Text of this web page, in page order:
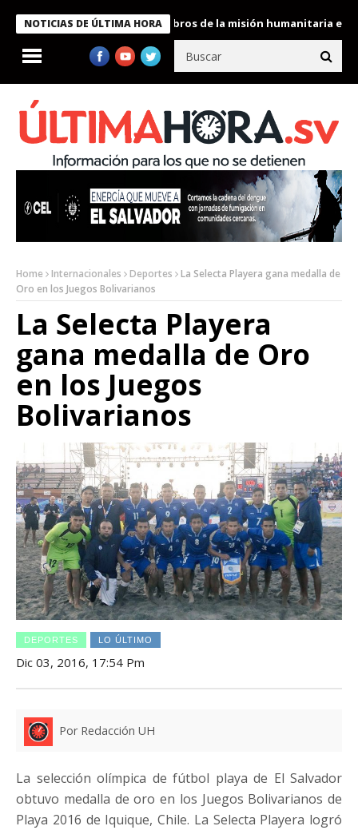
NOTICIAS DE ÚLTIMA HORA
Bukele condecora a miembros de la misión humanitaria enviada
Home Internacionales Deportes
La Selecta Playera gana medalla de
Oro en los Juegos Bolivarianos
La Selecta Playera
gana medalla de Oro
en los Juegos
Bolivarianos
DEPORTES LO ÚLTIMO
Dic 03, 2016, 17:54 Pm
Por Redacción UH
La selección olímpica de fútbol playa de El Salvador
obtuvo medalla de oro en los Juegos Bolivarianos de
Playa 2016 de Iquique, Chile. La Selecta Playera logró